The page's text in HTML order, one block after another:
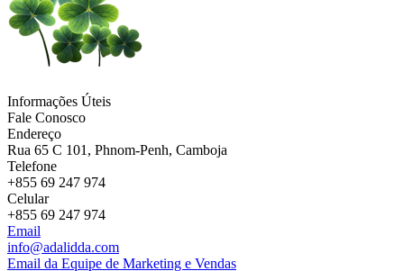
Informações Úteis
Fale Conosco
Endereço
Rua 65 C 101, Phnom-Penh, Camboja
Telefone
+855 69 247 974
Celular
+855 69 247 974
Email
info@adalidda.com
Email da Equipe de Marketing e Vendas